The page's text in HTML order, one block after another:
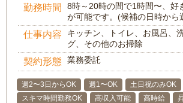
勤務時間
8時～20時の間で1時間〜、好
が可能です。(候補の日時から
仕事内容
キッチン、トイレ、お風呂、
グ、その他のお掃除
契約形態 業務委託
週2〜3日からOK 週1〜OK
土日祝のみOK
スキマ時間勤務OK
高収入可能 高時給